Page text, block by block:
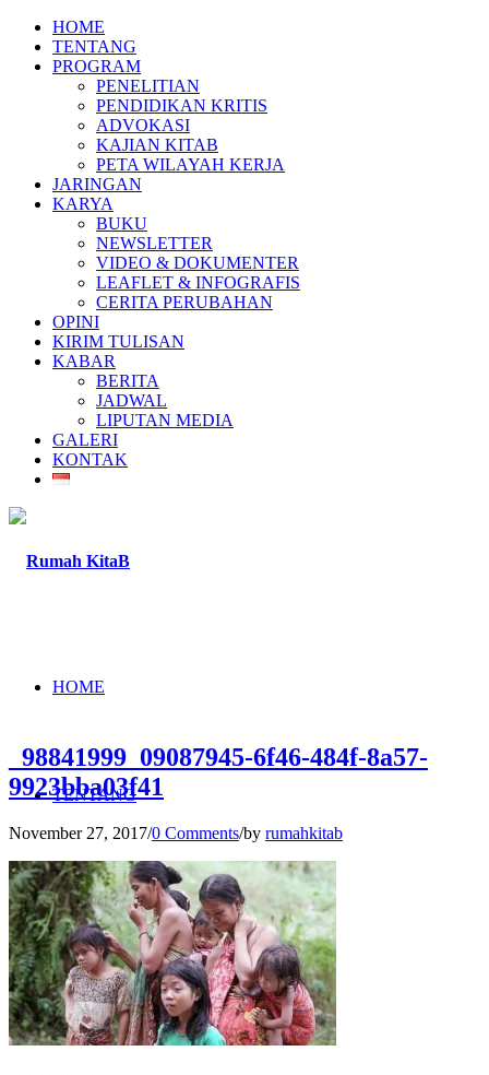
HOME
TENTANG
PROGRAM
PENELITIAN
PENDIDIKAN KRITIS
ADVOKASI
KAJIAN KITAB
PETA WILAYAH KERJA
JARINGAN
KARYA
BUKU
NEWSLETTER
VIDEO & DOKUMENTER
LEAFLET & INFOGRAFIS
CERITA PERUBAHAN
OPINI
KIRIM TULISAN
KABAR
BERITA
JADWAL
LIPUTAN MEDIA
GALERI
KONTAK
HOME
TENTANG
PROGRAM
_98841999_09087945-6f46-484f-8a57-
9923bba03f41
November 27, 2017/0 Comments/by rumahkitab